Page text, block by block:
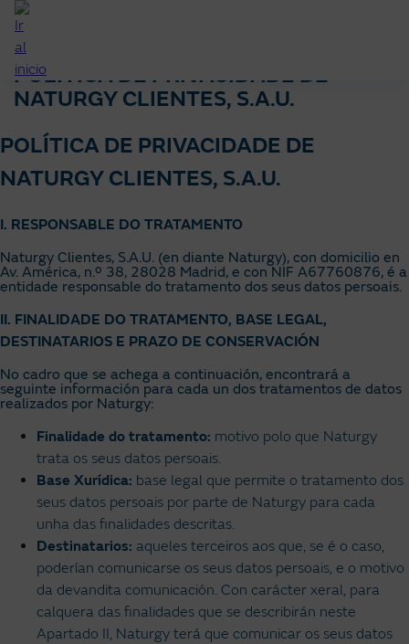
ao
contido
principal
POLÍTICA DE PRIVACIDADE DE
NATURGY CLIENTES, S.A.U.
POLÍTICA DE PRIVACIDADE DE
NATURGY CLIENTES, S.A.U.
I. RESPONSABLE DO TRATAMENTO
Naturgy Clientes, S.A.U. (en diante Naturgy), con domicilio en
Av. América, n.º 38, 28028 Madrid, e con NIF A67760876, é a
entidade responsable do tratamento dos seus datos persoais.
II. FINALIDADE DO TRATAMENTO, BASE LEGAL,
DESTINATARIOS E PRAZO DE CONSERVACIÓN
No cadro que se achega a continuación, encontrará a
seguinte información para cada un dos tratamentos de datos
realizados por Naturgy:
Finalidade do tratamento: motivo polo que Naturgy
trata os seus datos persoais.
Base Xurídica: base legal que permite o tratamento dos
seus datos persoais por parte de Naturgy para cada
unha das finalidades descritas.
Destinatarios: aqueles terceiros aos que, se é o caso,
poderían comunicarse os seus datos persoais, e o motivo
da devandita comunicación. Con carácter xeral, para
calquera das finalidades que se describirán neste
Apartado II, Naturgy terá que comunicar os seus datos